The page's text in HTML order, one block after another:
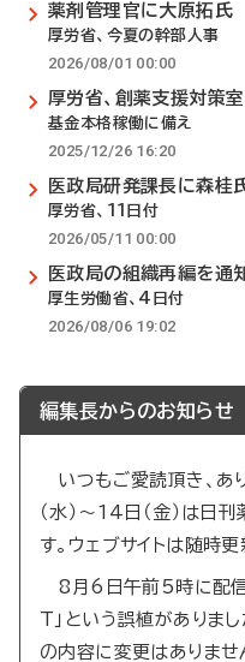
薬剤管理官に大原拓氏
厚労省、今夏の幹部人事
2026/08/01 00:00
厚労省、創薬支援対策
基金本格稼働に備え
2025/12/26 16:20
医政局研発課長に森桂
厚労省、11日付
2026/05/11 00:00
医政局の組織再編を通
厚生労働省、4日付
2026/08/06 19:02
編集長からのお知らせ
いつもご愛読頂き、あ
（水）～14日（金）は日
す。ウェブサイトは随時更
8月6日午前5時に配信
T」という誤植がありま
の内容に変更はありませ